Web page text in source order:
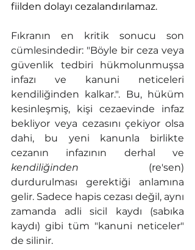
fiilden dolayı cezalandırılamaz.
Fıkranın en kritik sonucu son
cümlesindedir: "Böyle bir ceza veya
güvenlik tedbiri hükmolunmuşsa
infazı ve kanuni neticeleri
kendiliğinden kalkar.". Bu, hüküm
kesinleşmiş, kişi cezaevinde infaz
bekliyor veya cezasını çekiyor olsa
dahi, bu yeni kanunla birlikte
kendiliğinden (re'sen)
durdurulması gerektiği anlamına
gelir. Sadece hapis cezası değil, aynı
zamanda adli sicil kaydı (sabıka
kaydı) gibi tüm "kanuni neticeler"
de silinir.